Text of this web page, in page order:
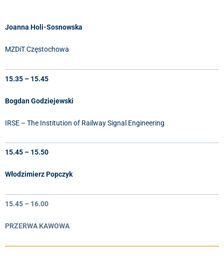
Joanna Holi-Sosnowska
MZDiT Częstochowa
15.35 – 15.45
Bogdan Godziejewski
IRSE – The Institution of Railway Signal Engineering
15.45 – 15.50
Włodzimierz Popczyk
15.45 – 16.00
PRZERWA KAWOWA